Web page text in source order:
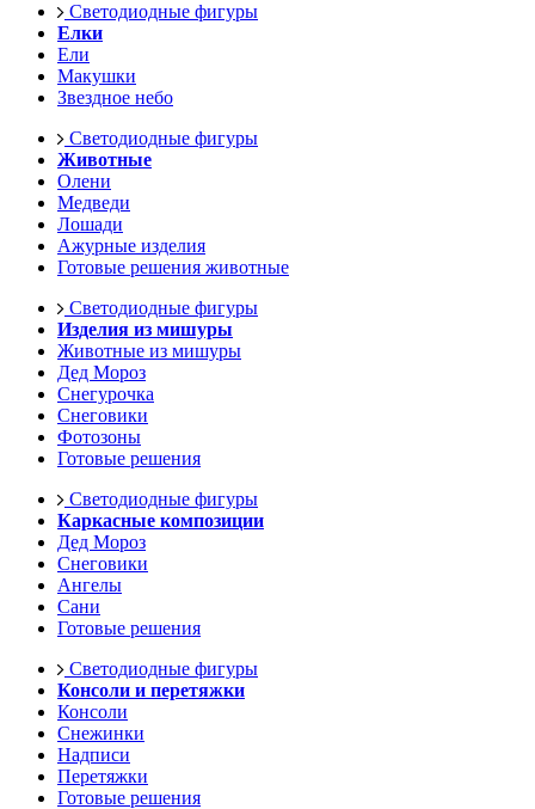
Светодиодные фигуры
Елки
Ели
Макушки
Звездное небо
Светодиодные фигуры
Животные
Олени
Медведи
Лошади
Ажурные изделия
Готовые решения животные
Светодиодные фигуры
Изделия из мишуры
Животные из мишуры
Дед Мороз
Снегурочка
Снеговики
Фотозоны
Готовые решения
Светодиодные фигуры
Каркасные композиции
Дед Мороз
Снеговики
Ангелы
Сани
Готовые решения
Светодиодные фигуры
Консоли и перетяжки
Консоли
Снежинки
Надписи
Перетяжки
Готовые решения